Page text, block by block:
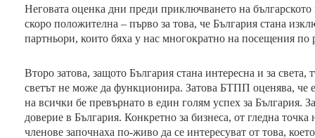
Неговата оценка дни преди приключването на
скоро положителна – първо за това, че България стана
партньори, които бяха у нас многократно на посещения
Второ затова, защото България стана интересна и за света,
светът не може да функционира. Затова БТПП оценява, че
на всички бе превърнато в един голям успех за България.
доверие в България. Конкретно за бизнеса, от гледна
членове започнаха по-живо да се интересуват от това,